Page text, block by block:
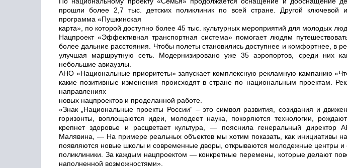
прошли более 2,7 тыс. детских поликлиник по всей стране. Другой ключевой
программа «Пушкинская
карта», по которой доступно более 45 тыс. культурных мероприятий для молодых
Нацпроект «Эффективная транспортная система» помогает людям
более дальние расстояния. Чтобы полеты становились доступнее и комфортнее, в
улучшая маршрутную сеть. Модернизировано уже 35 аэропортов, среди них
небольшие авиаузлы.
АНО «Национальные приоритеты» запускает комплексную рекламную кампанию
какие позитивные изменения происходят в стране по национальным проектам.
направлениях
новых нацпроектов и проделанной работе.
«Знак „Национальные проекты России“ – это символ развития, созидания и
горизонты, воплощаются идеи, молодеет наука, покоряются технологии,
крепнет здоровье и расцветает культура, — пояснила генеральный
Малявина, — На примере реальных объектов мы хотим показать, как инициативы
появляются новые школы и современные дворы, открываются молодежные центры и
поликлиники. За каждым нацпроектом — конкретные перемены, которые делают
наполненной возможностями».